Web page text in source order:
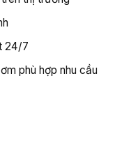
24/7
phù hợp nhu cầu